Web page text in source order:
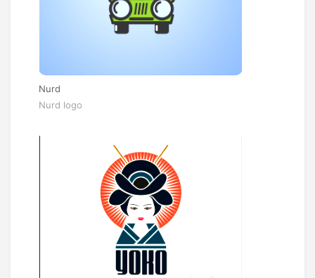
Nurd
Nurd logo